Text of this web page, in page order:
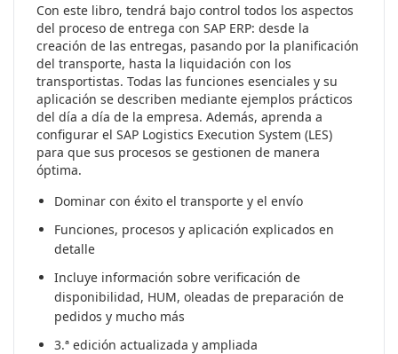
Con este libro, tendrá bajo control todos los aspectos
del proceso de entrega con SAP ERP: desde la
creación de las entregas, pasando por la planificación
del transporte, hasta la liquidación con los
transportistas. Todas las funciones esenciales y su
aplicación se describen mediante ejemplos prácticos
del día a día de la empresa. Además, aprenda a
configurar el SAP Logistics Execution System (LES)
para que sus procesos se gestionen de manera
óptima.
Dominar con éxito el transporte y el envío
Funciones, procesos y aplicación explicados en
detalle
Incluye información sobre verificación de
disponibilidad, HUM, oleadas de preparación de
pedidos y mucho más
3.ª edición actualizada y ampliada